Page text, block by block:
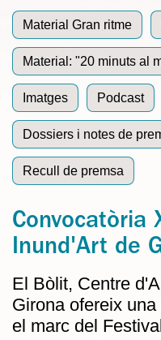
Material Gran ritme
Material: "20 minuts al
Imatges Podcast
Dossiers i notes de
Recull de premsa
Convocatòria
Inund'Art de
El Bòlit, Centre
Girona ofereix
el marc del